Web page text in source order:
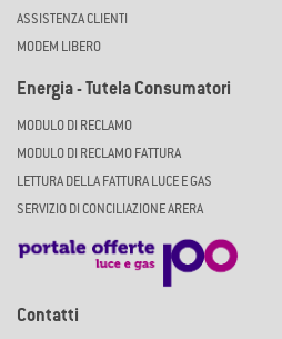
ASSISTENZA CLIENTI
MODEM LIBERO
Energia - Tutela Consumatori
MODULO DI RECLAMO
MODULO DI RECLAMO FATTURA
LETTURA DELLA FATTURA LUCE E GAS
SERVIZIO DI CONCILIAZIONE ARERA
Contatti